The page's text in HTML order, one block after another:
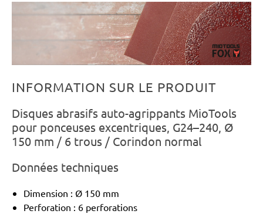
INFORMATION SUR LE PRODUIT
Disques abrasifs auto-agrippants MioTools
pour ponceuses excentriques, G24–240, Ø
150 mm / 6 trous / Corindon normal
Données techniques
Dimension : Ø 150 mm
Perforation : 6 perforations